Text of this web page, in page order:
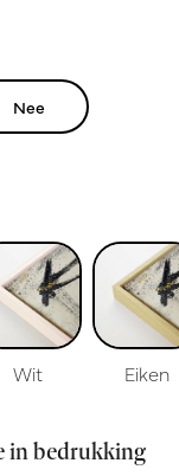
Nee
Wit Eiken
in bedrukking